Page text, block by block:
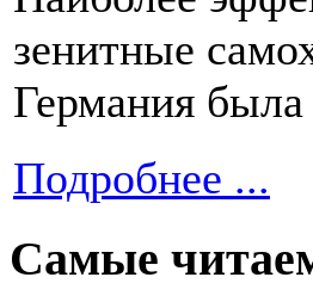
зенитные
Германия
Подробнее ...
Самые